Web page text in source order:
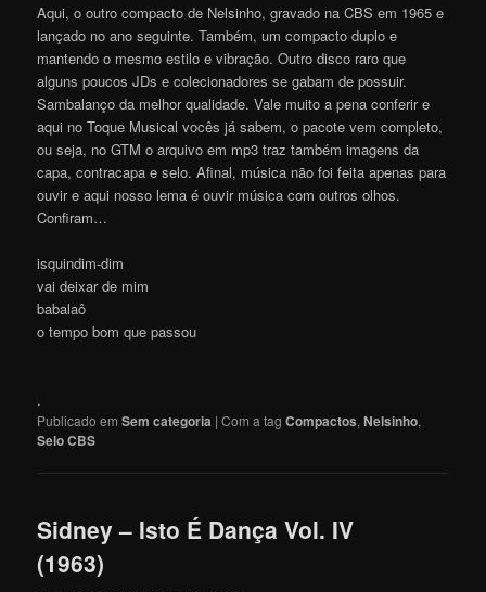
Aqui, o outro compacto de Nelsinho, gravado na CBS em 1965 e
lançado no ano seguinte. Também, um compacto duplo e
mantendo o mesmo estilo e vibração. Outro disco raro que
alguns poucos JDs e colecionadores se gabam de possuir.
Sambalanço da melhor qualidade. Vale muito a pena conferir e
aqui no Toque Musical vocês já sabem, o pacote vem completo,
ou seja, no GTM o arquivo em mp3 traz também imagens da
capa, contracapa e selo. Afinal, música não foi feita apenas para
ouvir e aqui nosso lema é ouvir música com outros olhos.
Confiram…
isquindim-dim
vai deixar de mim
babalaô
o tempo bom que passou
.
Publicado em Sem categoria |Com a tagCompactos,Nelsinho,
Selo CBS
Sidney – Isto É Dança Vol. IV
(1963)